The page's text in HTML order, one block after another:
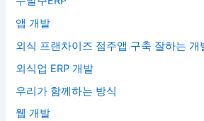
앱 개발
외식 프랜차이즈 점주앱 구축 잘하는 개
외식업 ERP 개발
우리가 함께하는 방식
웹 개발